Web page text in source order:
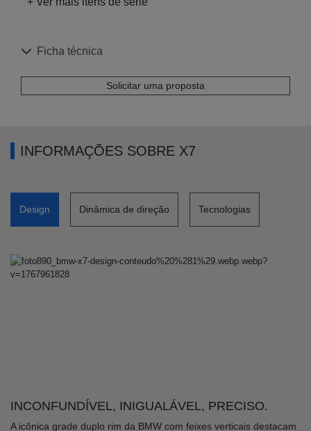
Ficha técnica
Solicitar uma proposta
INFORMAÇÕES SOBRE X7
Design Dinâmica de direção Tecnologias
INCONFUNDÍVEL, INIGUALÁVEL, PRECISO.
A icônica grade duplo rim da BMW com feixes verticais destacam